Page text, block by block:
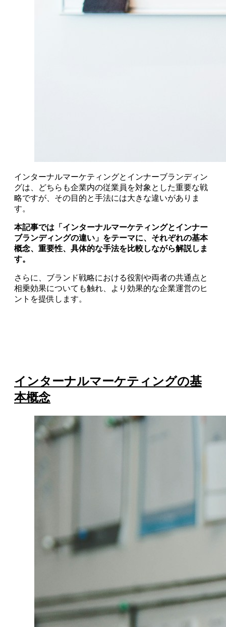
インターナルマーケティングとインナーブランディン
グは、どちらも企業内の従業員を対象とした重要な戦
略ですが、その目的と手法には大きな違いがありま
す。
本記事では「インターナルマーケティングとインナー
ブランディングの違い」をテーマに、それぞれの基本
概念、重要性、具体的な手法を比較しながら解説しま
す。
さらに、ブランド戦略における役割や両者の共通点と
相乗効果についても触れ、より効果的な企業運営のヒ
ントを提供します。
インターナルマーケティングの基
本概念